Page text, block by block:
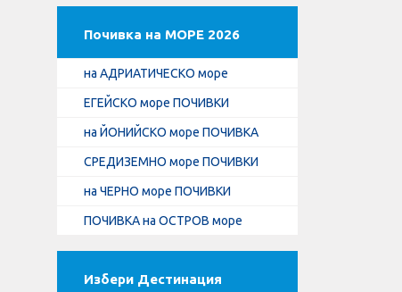
Почивка на МОРЕ 2026
на АДРИАТИЧЕСКО море
ЕГЕЙСКО море ПОЧИВКИ
на ЙОНИЙСКО море ПОЧИВКА
СРЕДИЗЕМНО море ПОЧИВКИ
на ЧЕРНО море ПОЧИВКИ
ПОЧИВКА на ОСТРОВ море
Избери Дестинация